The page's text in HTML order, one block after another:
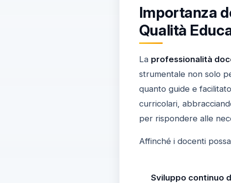
Importanza
Qualità
La professionalità
strumentale non solo
quanto guide e
curricolari,
per rispondere alle
Affinché i docenti
Sviluppo continuo